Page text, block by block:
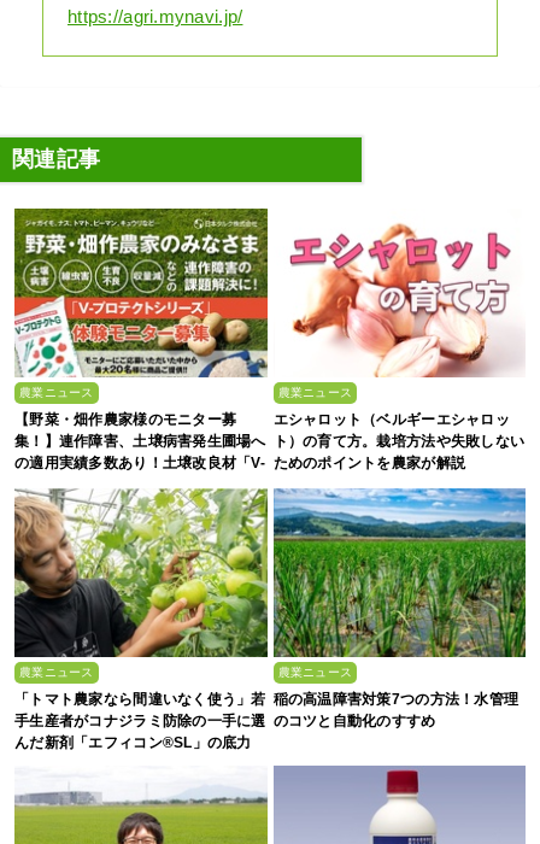
https://agri.mynavi.jp/
関連記事
農業ニュース
【野菜・畑作農家様のモニター募
集！】連作障害、土壌病害発生圃場へ
の適用実績多数あり！土壌改良材「V-
プロテクトシリーズ」を無料で試して
みませんか？
農業ニュース
エシャロット（ベルギーエシャロッ
ト）の育て方。栽培方法や失敗しない
ためのポイントを農家が解説
農業ニュース
「トマト農家なら間違いなく使う」若
手生産者がコナジラミ防除の一手に選
んだ新剤「エフィコン®SL」の底力
農業ニュース
稲の高温障害対策7つの方法！水管理
のコツと自動化のすすめ